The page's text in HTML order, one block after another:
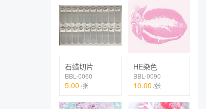
石蜡切片
BBL-0060
5.00 /张
HE染色
BBL-0090
10.00 /张